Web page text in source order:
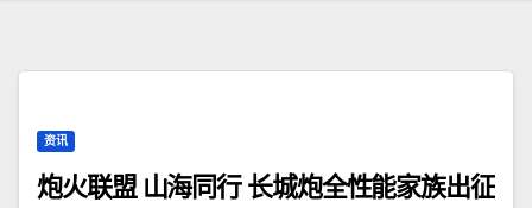
资讯
炮火联盟 山海同行 长城炮全性能家族出征